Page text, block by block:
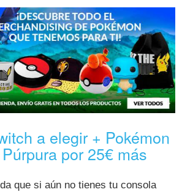
a elegir + Pokémon
por 25€ más
que si aún no tienes tu consola